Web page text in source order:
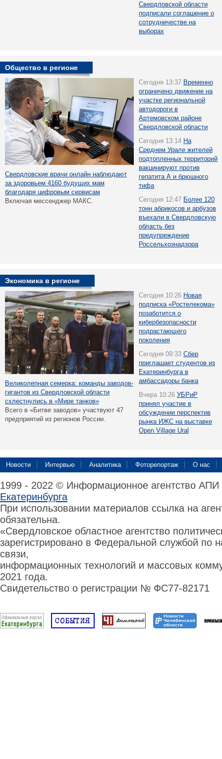
Свердловской области
подписали соглашение о
сотрудничестве на
выборах
Общество в регионе
Свердловские врачи онлайн наблюдают
за здоровьем 4160 будущих мам
благодаря цифровым сервисам
Включая мессенджер МАКС.
Сегодня 13:37 Временно
ограничено движение на
участке региональной
автодороги в
Артемовском районе
Свердловской области
Сегодня 13:14 На
Среднем Урале жителей
подтопленных территорий
вакцинируют против
гепатита А и брюшного
тифа
Сегодня 12:47 Более 120
тонн абрикосов и арбузов
въехали в Свердловскую
область без
предупреждение
Россельхознадзора
Экономика в регионе
Великолепная семерка: команды заводов-
гигантов из Свердловской области
схлестнулись в «Мире танков»
Всего в «Битве заводов» участвуют 47
предприятий из регионов России.
Сегодня 10:26 Новая
подписка «Ростелекома»
позаботится о
кибербезопасности
подрастающего
поколения
Сегодня 09:33 Сбер
приглашает студентов из
Екатеринбурга в
амбассадоры банка
Вчера 10:26 УБРиР
принял участие в
обсуждении перспектив
рынка ИЖС на выставке
Open Village Ural
Новости Интервью Аналитика Фоторепортаж О нас
1999 - 2022 © Информационное агентство
Екатеринбурга
При использовании материалов ссылка на
обязательна.
«Свердловское областное агентство
зарегистрировано в Федеральной службой по
связи,
информационных технологий и массовых
2021 года.
Свидетельство о регистрации № ФС77-82171